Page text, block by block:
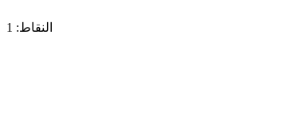
النقاط: 1